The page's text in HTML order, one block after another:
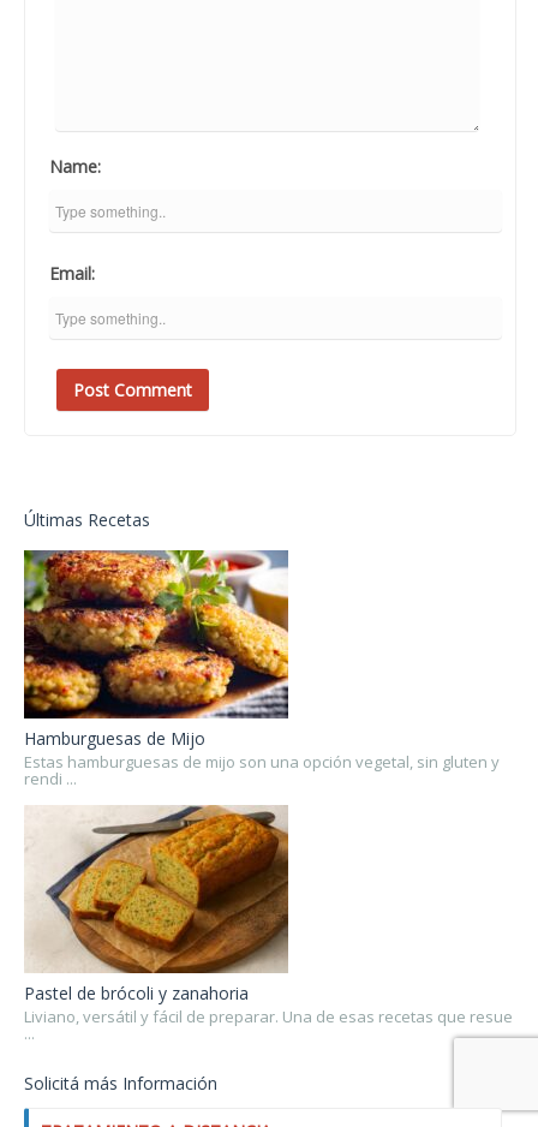
Name:
Email:
Últimas Recetas
Hamburguesas de Mijo
Estas hamburguesas de mijo son una opción vegetal, sin gluten y
rendi ...
Pastel de brócoli y zanahoria
Liviano, versátil y fácil de preparar. Una de esas recetas que resue
...
Solicitá más Información